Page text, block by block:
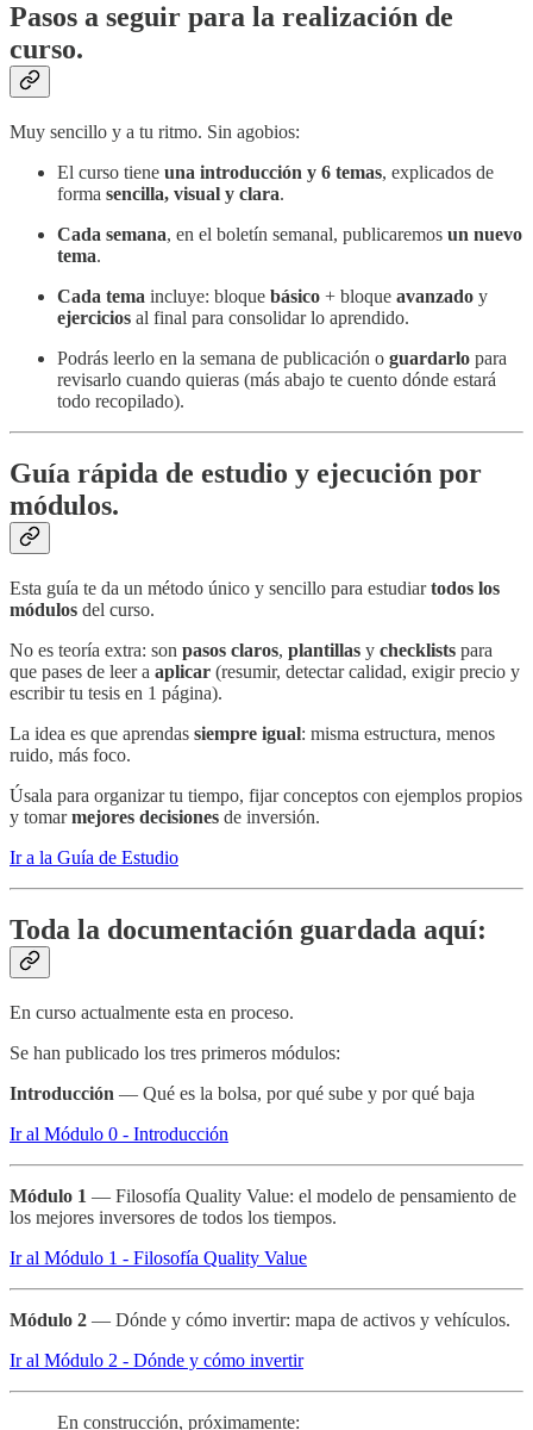
Pasos a seguir para la realización de
curso.
Muy sencillo y a tu ritmo. Sin agobios:
El curso tiene una introducción y 6 temas, explicados de
forma sencilla, visual y clara.
Cada semana, en el boletín semanal, publicaremos un nuevo
tema.
Cada tema incluye: bloque básico + bloque avanzado y
ejercicios al final para consolidar lo aprendido.
Podrás leerlo en la semana de publicación o guardarlo para
revisarlo cuando quieras (más abajo te cuento dónde estará
todo recopilado).
Guía rápida de estudio y ejecución por
módulos.
Esta guía te da un método único y sencillo para estudiartodos los
módulos del curso.
No es teoría extra: son pasos claros, plantillas y checklists para
que pases de leer a aplicar (resumir, detectar calidad, exigir precio y
escribir tu tesis en 1 página).
La idea es que aprendas siempre igual: misma estructura, menos
ruido, más foco.
Úsala para organizar tu tiempo, fijar conceptos con ejemplos propios
y tomarmejores decisiones de inversión.
Ir a la Guía de Estudio
Toda la documentación guardada aquí:
En curso actualmente esta en proceso.
Se han publicado los tres primeros módulos:
Introducción — Qué es la bolsa, por qué sube y por qué baja
Ir al Módulo 0 - Introducción
Módulo 1 — Filosofía Quality Value: el modelo de pensamiento de
los mejores inversores de todos los tiempos.
Ir al Módulo 1 - Filosofía Quality Value
Módulo 2 — Dónde y cómo invertir: mapa de activos y vehículos.
Ir al Módulo 2 - Dónde y cómo invertir
En construcción, próximamente: